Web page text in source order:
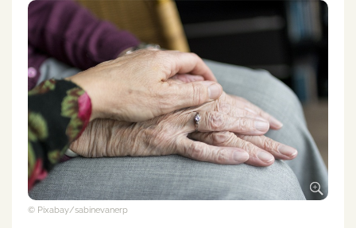
© Pixabay/sabinevanerp